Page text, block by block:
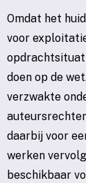
Omdat het
voor
doen op de
verzwakte
daarbij voor
werken
beschikbaar